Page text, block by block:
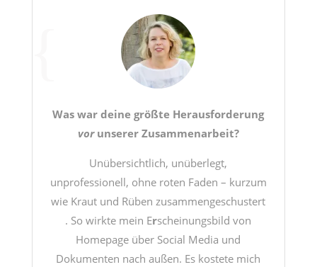
Was war deine größte Herausforderung
vorunserer Zusammenarbeit?
Unübersichtlich, unüberlegt,
unprofessionell, ohne roten Faden – kurzum
wie Kraut und Rüben zusammengeschustert
. So wirkte mein Erscheinungsbild von
Homepage über Social Media und
Dokumenten nach außen. Es kostete mich